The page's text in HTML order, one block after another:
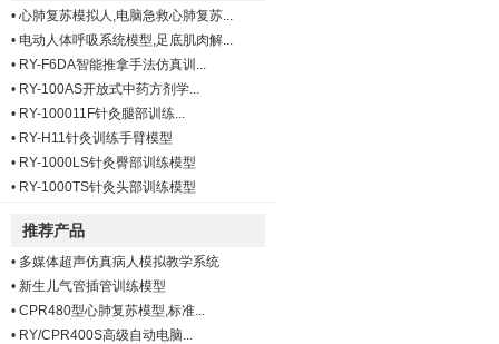
• 心肺复苏模拟人,电脑急救心肺复苏...
• 电动人体呼吸系统模型,足底肌肉解...
• RY-F6DA智能推拿手法仿真训...
• RY-100AS开放式中药方剂学...
• RY-100011F针灸腿部训练...
• RY-H11针灸训练手臂模型
• RY-1000LS针灸臀部训练模型
• RY-1000TS针灸头部训练模型
推荐产品
• 多媒体超声仿真病人模拟教学系统
• 新生儿气管插管训练模型
• CPR480型心肺复苏模型,标准...
• RY/CPR400S高级自动电脑...